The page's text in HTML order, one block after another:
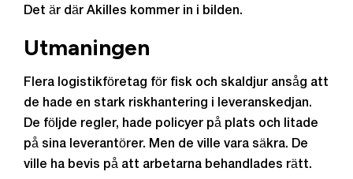
Det är där Akilles kommer in i bilden.
Utmaningen
Flera logistikföretag för fisk och skaldjur ansåg att
de hade en stark riskhantering i leveranskedjan.
De följde regler, hade policyer på plats och litade
på sina leverantörer. Men de ville vara säkra. De
ville ha bevis på att arbetarna behandlades rätt.